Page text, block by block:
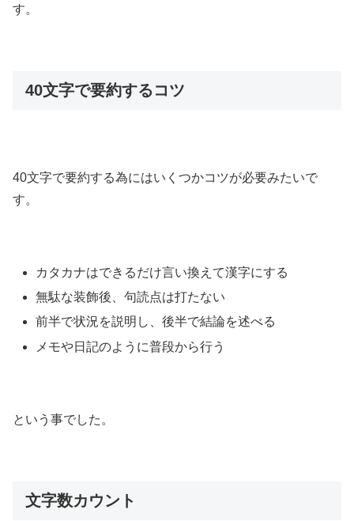
す。
40文字で要約するコツ
40文字で要約する為にはいくつかコツが必要みたいで
す。
カタカナはできるだけ言い換えて漢字にする
無駄な装飾後、句読点は打たない
前半で状況を説明し、後半で結論を述べる
メモや日記のように普段から行う
という事でした。
文字数カウント